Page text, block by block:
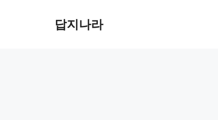
답지나라